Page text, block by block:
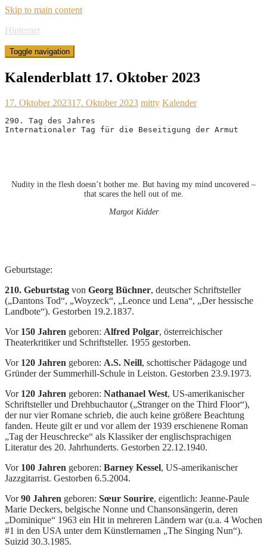
Skip to main content
Hinternet
Toggle navigation
Kalenderblatt 17. Oktober 2023
17. Oktober 202317. Oktober 2023 mitty Kalender
290. Tag des Jahres
Internationaler Tag für die Beseitigung der Armut
Nudity in the flesh doesn’t bother me. But having my mind uncovered –
that scares the hell out of me.
Margot Kidder
Geburtstage:
210. Geburtstag von Georg Büchner, deutscher Schriftsteller
(„Dantons Tod“, „Woyzeck“, „Leonce und Lena“, „Der hessische
Landbote“). Gestorben 19.2.1837.
Vor 150 Jahren geboren: Alfred Polgar, österreichischer
Theaterkritiker und Schriftsteller. 1955 gestorben.
Vor 120 Jahren geboren: A.S. Neill, schottischer Pädagoge und
Gründer der Summerhill-Schule in Leiston. Gestorben 23.9.1973.
Vor 120 Jahren geboren: Nathanael West, US-amerikanischer
Schriftsteller und Drehbuchautor („Stranger on the Third Floor“),
der nur vier Romane schrieb, die auch keine größere Beachtung
fanden. Heute gilt er und vor allem der 1939 erschienene Roman
„Tag der Heuschrecke“ als Klassiker der englischsprachigen
Literatur des 20. Jahrhunderts. Gestorben 22.12.1940.
Vor 100 Jahren geboren: Barney Kessel, US-amerikanischer
Jazzgitarrist. Gestorben 6.5.2004.
Vor90 Jahren geboren: Sœur Sourire, eigentlich: Jeanne-Paule
Marie Deckers, belgische Nonne und Chansonsängerin, deren
„Dominique“ 1963 ein Hit in mehreren Ländern war (u.a. 4 Wochen
#1 in den USA unter dem Künstlernamen „The Singing Nun“).
Suizid 30.3.1985.